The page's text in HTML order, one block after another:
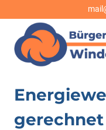
springen
gerechnet